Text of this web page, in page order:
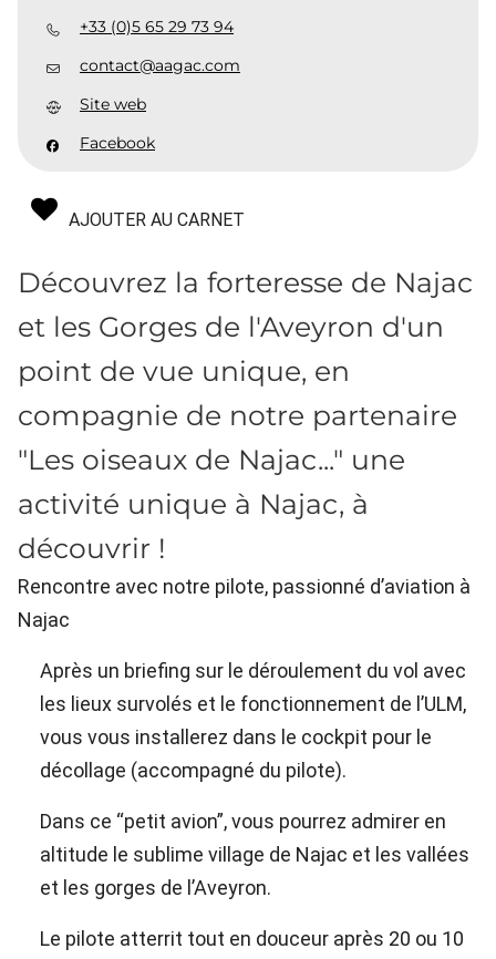
+33 (0)5 65 29 73 94
contact@aagac.com
Site web
Facebook
AJOUTER AU CARNET
Découvrez la forteresse de Najac
et les Gorges de l'Aveyron d'un
point de vue unique, en
compagnie de notre partenaire
"Les oiseaux de Najac..." une
activité unique à Najac, à
découvrir !
Rencontre avec notre pilote, passionné d’aviation à
Najac
Après un briefing sur le déroulement du vol avec
les lieux survolés et le fonctionnement de l’ULM,
vous vous installerez dans le cockpit pour le
décollage (accompagné du pilote).
Dans ce “petit avion”, vous pourrez admirer en
altitude le sublime village de Najac et les vallées
et les gorges de l’Aveyron.
Le pilote atterrit tout en douceur après 20 ou 10